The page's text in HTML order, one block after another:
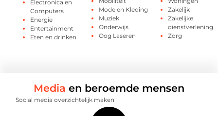
Electronica en
Computers
Energie
Entertainment
Eten en drinken
Mode en Kleding
Muziek
Onderwijs
Oog Laseren
Zakelijk
Zakelijke
dienstverlening
Zorg
Media en beroemde mensen
Social media overzichtelijk maken